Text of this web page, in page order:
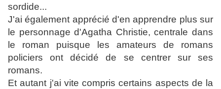
sordide...
J'ai également apprécié d'en apprendre plus sur
le personnage d'Agatha Christie, centrale dans
le roman puisque les amateurs de romans
policiers ont décidé de se centrer sur ses
romans.
Et autant j'ai vite compris certains aspects de la